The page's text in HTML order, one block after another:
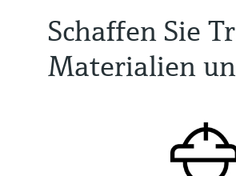
Schaffen Sie
Materialien